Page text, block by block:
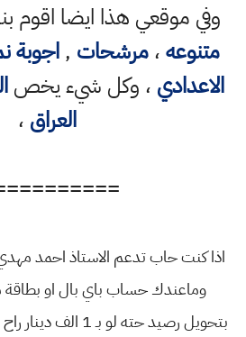
وفي موقعي هذا ايضا اقوم
متنوعه،مرشحات ,اجوبة
الاعدادي ، وكل شيء يخص
العراق ،
اذا كنت حاب تدعم الاستاذ احمد
وماعندك حساب باي بال او بطاقة
بتحويل رصيد حته لو